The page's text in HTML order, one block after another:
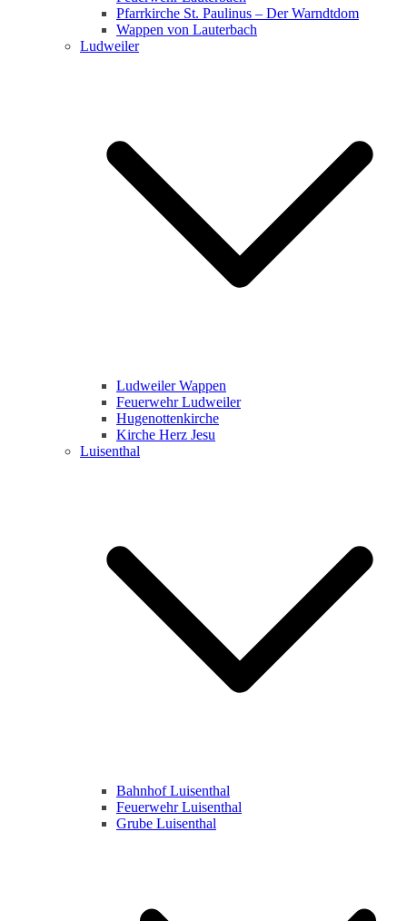
Pfarrkirche St. Paulinus – Der Warndtdom
Wappen von Lauterbach
Ludweiler
Ludweiler Wappen
Feuerwehr Ludweiler
Hugenottenkirche
Kirche Herz Jesu
Luisenthal
Bahnhof Luisenthal
Feuerwehr Luisenthal
Grube Luisenthal